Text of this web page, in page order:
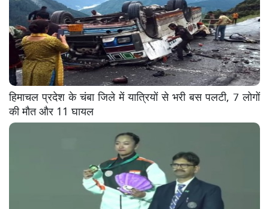
हिमाचल प्रदेश के चंबा जिले में यात्रियों से भरी बस पलटी, 7 लोगों
की मौत और 11 घायल